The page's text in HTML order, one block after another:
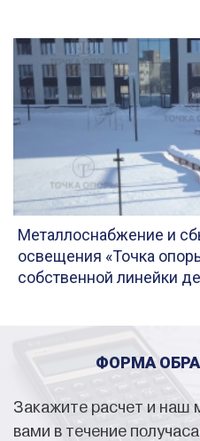
Металлоснабжение и
освещения «Точка
собственной линейки
ФОРМА
Закажите расчет и наш
вами в течение